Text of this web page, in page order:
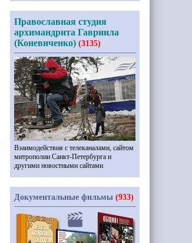
Православная студия
архимандрита Гавриила
(Коневиченко) (3135)
Взаимодействия с телеканалами, сайтом
митрополии Санкт-Петербурга и
другими новостными сайтами
Документальные фильмы (933)